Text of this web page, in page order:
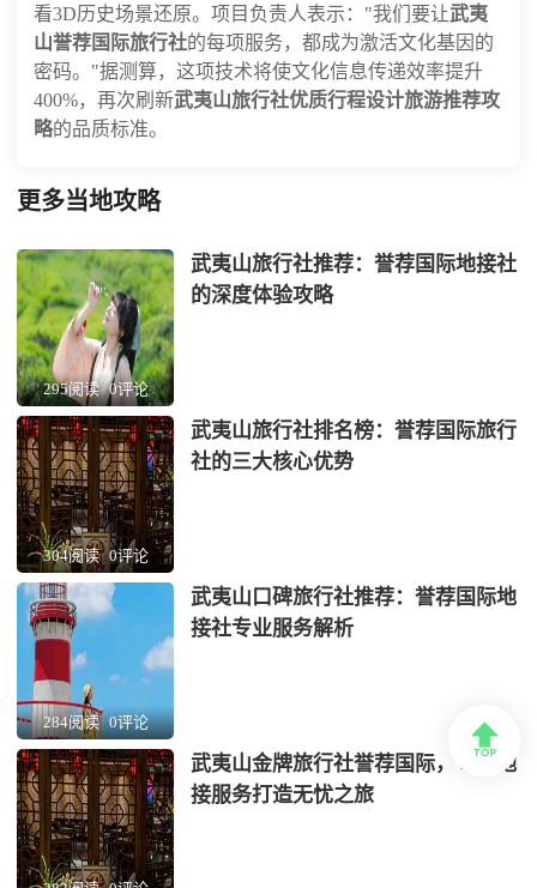
看3D历史场景还原。项目负责人表示："我们要让武夷
山誉荐国际旅行社的每项服务，都成为激活文化基因的
密码。"据测算，这项技术将使文化信息传递效率提升
400%，再次刷新武夷山旅行社优质行程设计旅游推荐攻
略的品质标准。
更多当地攻略
295阅读 0评论
武夷山旅行社推荐：誉荐国际地接社
的深度体验攻略
304阅读 0评论
武夷山旅行社排名榜：誉荐国际旅行
社的三大核心优势
284阅读 0评论
武夷山口碑旅行社推荐：誉荐国际地
接社专业服务解析
武夷山金牌旅行社誉荐国际，专业地
接服务打造无忧之旅
